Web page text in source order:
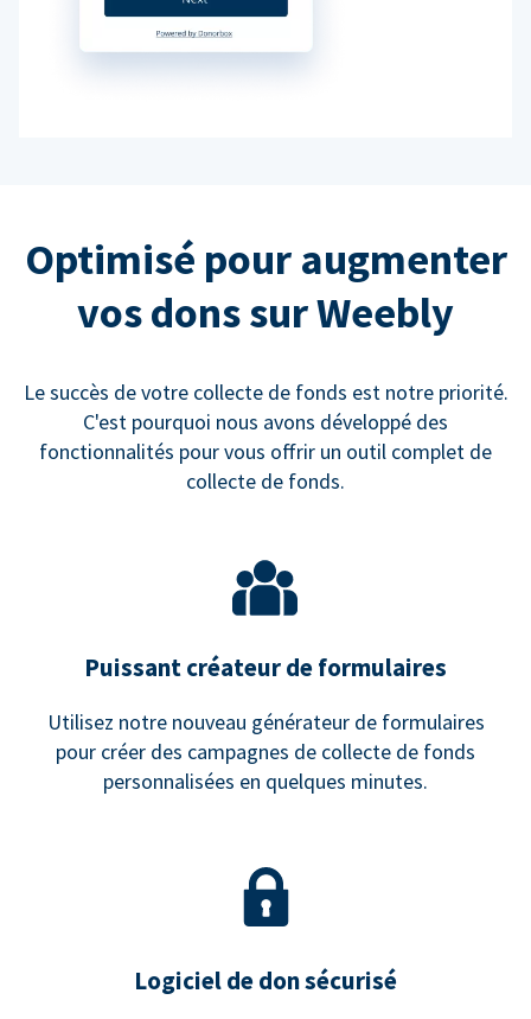
Optimisé pour augmenter
vos dons sur Weebly
Le succès de votre collecte de fonds est notre priorité.
C'est pourquoi nous avons développé des
fonctionnalités pour vous offrir un outil complet de
collecte de fonds.
Puissant créateur de formulaires
Utilisez notre nouveau générateur de formulaires
pour créer des campagnes de collecte de fonds
personnalisées en quelques minutes.
Logiciel de don sécurisé